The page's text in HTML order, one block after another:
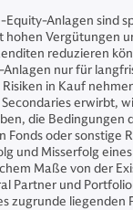
Anlagen sind
hohen Vergütungen
reduzieren
nur für
in Kauf
erwirbt,
die Bedingungen
Fonds oder sonstige
und Misserfolg
Maße von der
Partner und
zugrunde liegenden